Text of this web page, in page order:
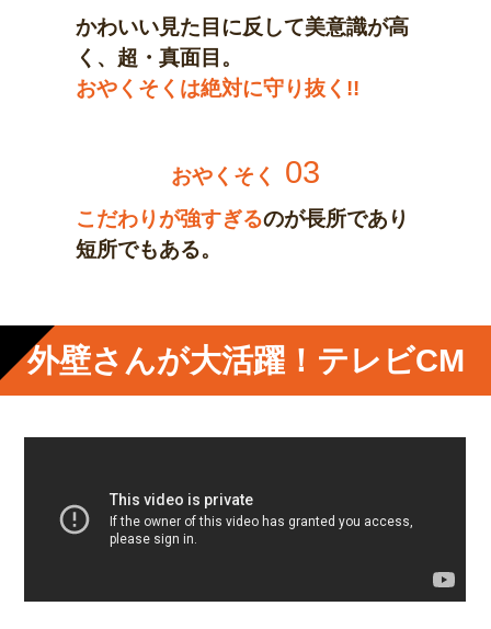
かわいい見た目に反して美意識が高
く、超・真面目。
おやくそくは絶対に守り抜く!!
おやくそく 03
こだわりが強すぎるのが長所であり
短所でもある。
外壁さんが大活躍！テレビCM